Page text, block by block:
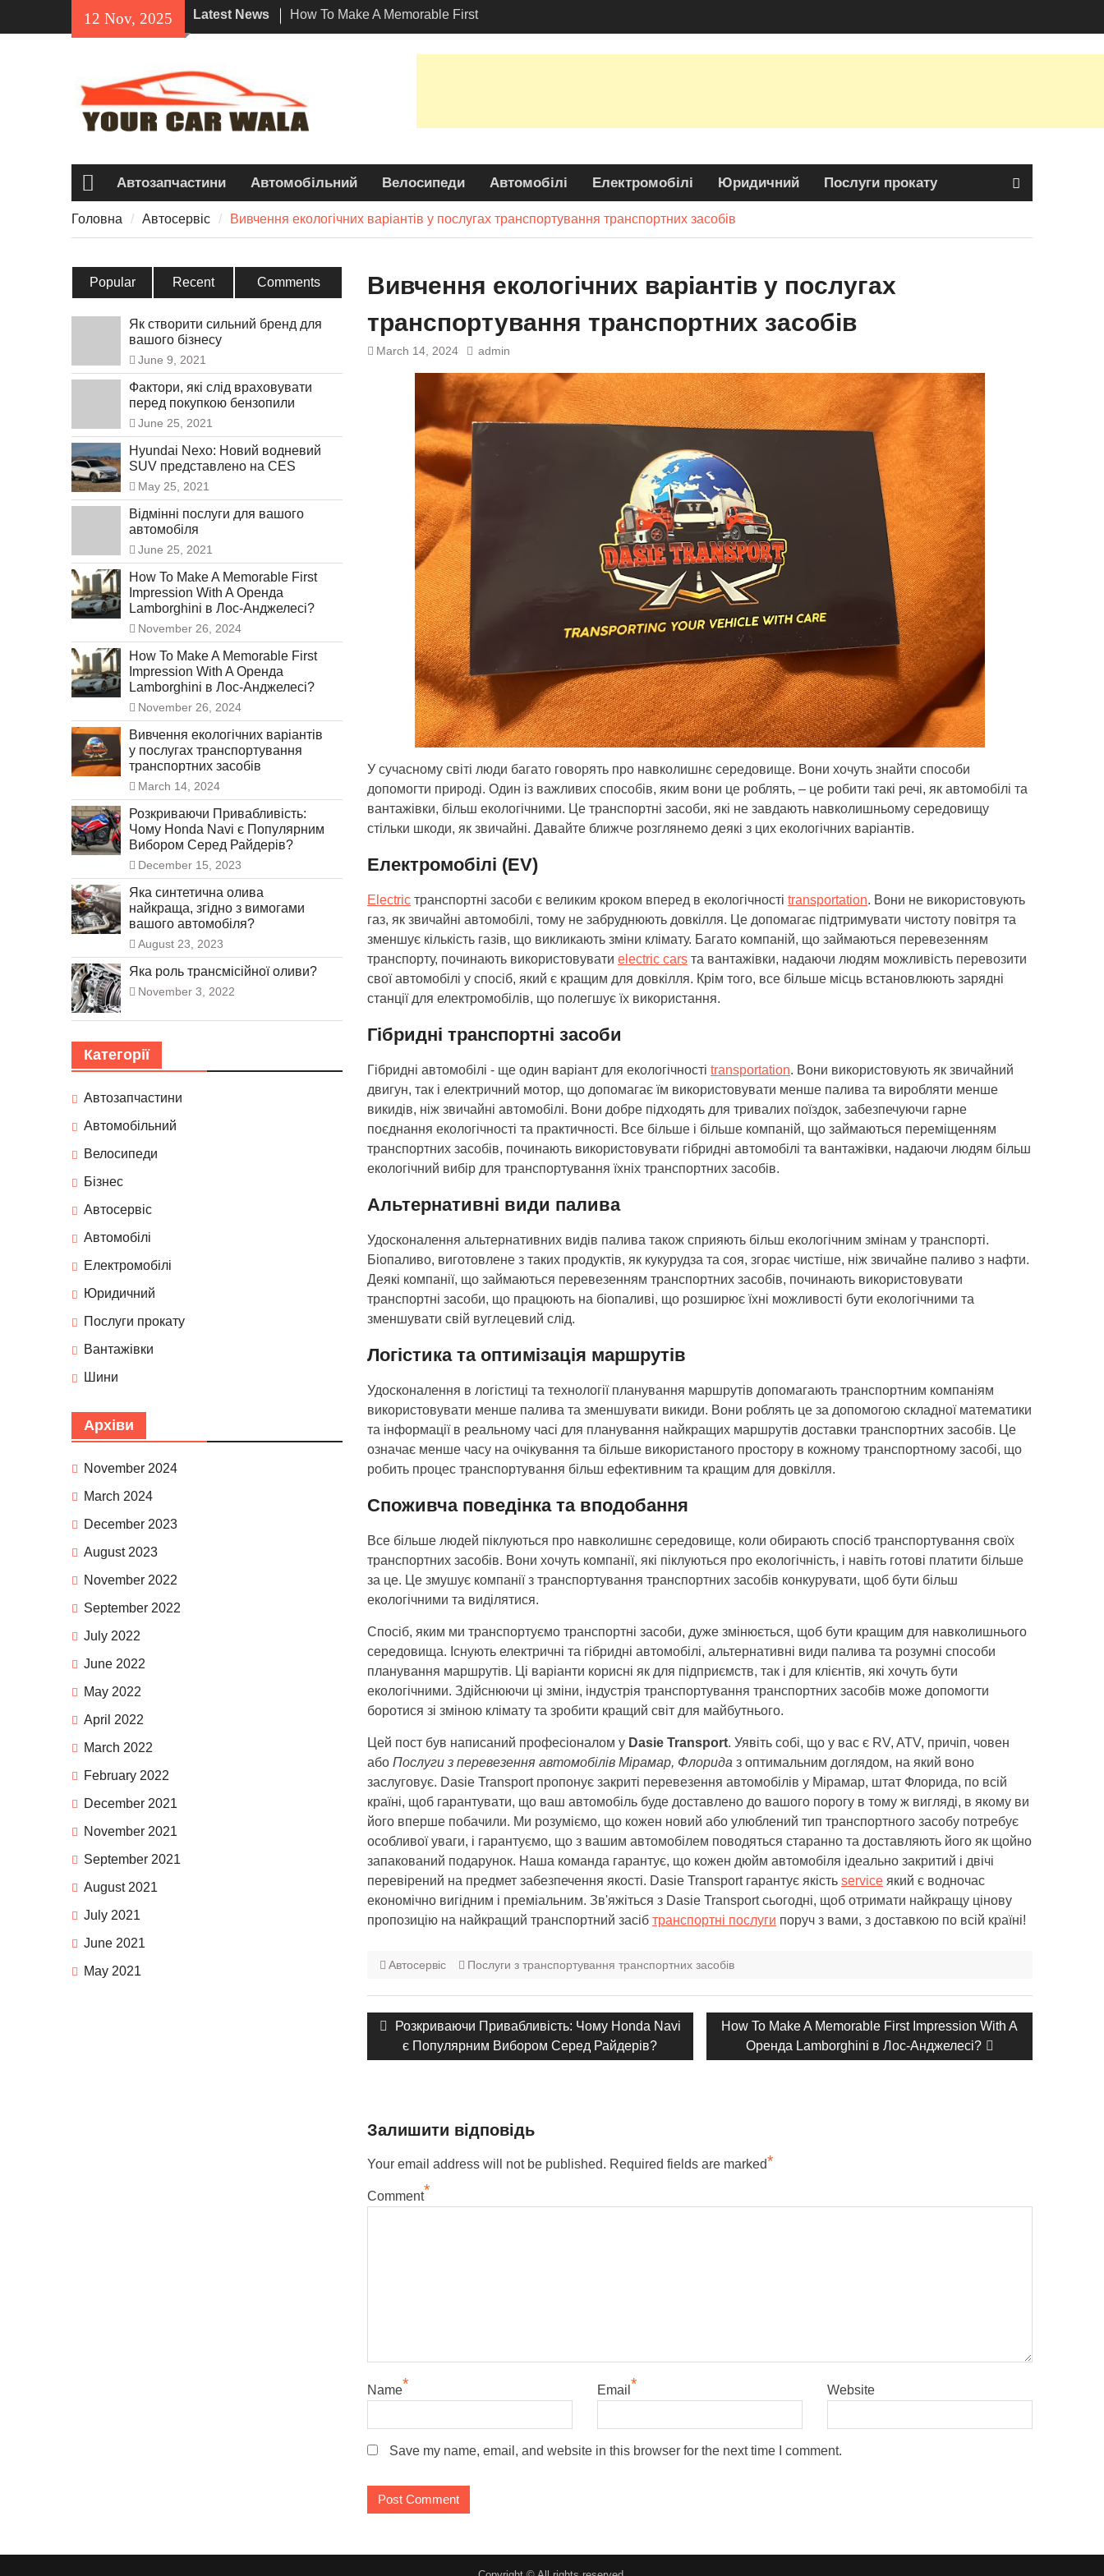
12 Nov, 2025 Latest News
How To Make A Memorable First
Impression With A Оренда
Lamborghini в Лос-Анджелесі?
транспортних засобів
Розкриваючи Привабливість: Чому
Головна
Автозапчастини Автомобільний Велосипеди Автомобілі Електромобілі Юридичний Послуги прокату
Головна Автосервіс Вивчення екологічних варіантів у послугах транспортування транспортних засобів
Вивчення екологічних варіантів у послугах
транспортування транспортних засобів
March 14, 2024 admin
У сучасному світі люди багато говорять про навколишнє середовище. Вони хочуть знайти способи
допомогти природі. Один із важливих способів, яким вони це роблять, – це робити такі речі, як автомобілі та
вантажівки, більш екологічними. Це транспортні засоби, які не завдають навколишньому середовищу
стільки шкоди, як звичайні. Давайте ближче розглянемо деякі з цих екологічних варіантів.
Електромобілі (EV)
Electric транспортні засоби є великим кроком вперед в екологічності transportation. Вони не використовують
газ, як звичайні автомобілі, тому не забруднюють довкілля. Це допомагає підтримувати чистоту повітря та
зменшує кількість газів, що викликають зміни клімату. Багато компаній, що займаються перевезенням
транспорту, починають використовувати electric cars та вантажівки, надаючи людям можливість перевозити
свої автомобілі у спосіб, який є кращим для довкілля. Крім того, все більше місць встановлюють зарядні
станції для електромобілів, що полегшує їх використання.
Гібридні транспортні засоби
Гібридні автомобілі - ще один варіант для екологічності transportation. Вони використовують як звичайний
двигун, так і електричний мотор, що допомагає їм використовувати менше палива та виробляти менше
викидів, ніж звичайні автомобілі. Вони добре підходять для тривалих поїздок, забезпечуючи гарне
поєднання екологічності та практичності. Все більше і більше компаній, що займаються переміщенням
транспортних засобів, починають використовувати гібридні автомобілі та вантажівки, надаючи людям більш
екологічний вибір для транспортування їхніх транспортних засобів.
Альтернативні види палива
Удосконалення альтернативних видів палива також сприяють більш екологічним змінам у транспорті.
Біопаливо, виготовлене з таких продуктів, як кукурудза та соя, згорає чистіше, ніж звичайне паливо з нафти.
Деякі компанії, що займаються перевезенням транспортних засобів, починають використовувати
транспортні засоби, що працюють на біопаливі, що розширює їхні можливості бути екологічними та
зменшувати свій вуглецевий слід.
Логістика та оптимізація маршрутів
Удосконалення в логістиці та технології планування маршрутів допомагають транспортним компаніям
використовувати менше палива та зменшувати викиди. Вони роблять це за допомогою складної математики
та інформації в реальному часі для планування найкращих маршрутів доставки транспортних засобів. Це
означає менше часу на очікування та більше використаного простору в кожному транспортному засобі, що
робить процес транспортування більш ефективним та кращим для довкілля.
Споживча поведінка та вподобання
Все більше людей піклуються про навколишнє середовище, коли обирають спосіб транспортування своїх
транспортних засобів. Вони хочуть компанії, які піклуються про екологічність, і навіть готові платити більше
за це. Це змушує компанії з транспортування транспортних засобів конкурувати, щоб бути більш
екологічними та виділятися.
Спосіб, яким ми транспортуємо транспортні засоби, дуже змінюється, щоб бути кращим для навколишнього
середовища. Існують електричні та гібридні автомобілі, альтернативні види палива та розумні способи
планування маршрутів. Ці варіанти корисні як для підприємств, так і для клієнтів, які хочуть бути
екологічними. Здійснюючи ці зміни, індустрія транспортування транспортних засобів може допомогти
боротися зі зміною клімату та зробити кращий світ для майбутнього.
Цей пост був написаний професіоналом у Dasie Transport. Уявіть собі, що у вас є RV, ATV, причіп, човен
або Послуги з перевезення автомобілів Мірамар, Флорида з оптимальним доглядом, на який воно
заслуговує. Dasie Transport пропонує закриті перевезення автомобілів у Мірамар, штат Флорида, по всій
країні, щоб гарантувати, що ваш автомобіль буде доставлено до вашого порогу в тому ж вигляді, в якому ви
його вперше побачили. Ми розуміємо, що кожен новий або улюблений тип транспортного засобу потребує
особливої уваги, і гарантуємо, що з вашим автомобілем поводяться старанно та доставляють його як щойно
запакований подарунок. Наша команда гарантує, що кожен дюйм автомобіля ідеально закритий і двічі
перевірений на предмет забезпечення якості. Dasie Transport гарантує якість service який є водночас
економічно вигідним і преміальним. Зв'яжіться з Dasie Transport сьогодні, щоб отримати найкращу цінову
пропозицію на найкращий транспортний засіб транспортні послуги поруч з вами, з доставкою по всій країні!
Автосервіс Послуги з транспортування транспортних засобів
Навігація
записом
Попередній
допис:
Розкриваючи Привабливість: Чому Honda Navi
є Популярним Вибором Серед Райдерів?
Наступний
допис:
How To Make A Memorable First Impression With A
Оренда Lamborghini в Лос-Анджелесі?
Залишити відповідь
Your email address will not be published. Required fields are marked*
Comment*
Name* Email * Website
Save my name, email, and website in this browser for the next time I comment.
Popular Recent Comments
Як створити сильний бренд для
вашого бізнесу
June 9, 2021
Фактори, які слід враховувати
перед покупкою бензопили
June 25, 2021
Hyundai Nexo: Новий водневий
SUV представлено на CES
May 25, 2021
Відмінні послуги для вашого
автомобіля
June 25, 2021
How To Make A Memorable First
Impression With A Оренда
Lamborghini в Лос-Анджелесі?
November 26, 2024
How To Make A Memorable First
Impression With A Оренда
Lamborghini в Лос-Анджелесі?
November 26, 2024
Вивчення екологічних варіантів
у послугах транспортування
транспортних засобів
March 14, 2024
Розкриваючи Привабливість:
Чому Honda Navi є Популярним
Вибором Серед Райдерів?
December 15, 2023
Яка синтетична олива
найкраща, згідно з вимогами
вашого автомобіля?
August 23, 2023
Яка роль трансмісійної оливи?
November 3, 2022
Категорії
Автозапчастини
Автомобільний
Велосипеди
Бізнес
Автосервіс
Автомобілі
Електромобілі
Юридичний
Послуги прокату
Вантажівки
Шини
Архіви
November 2024
March 2024
December 2023
August 2023
November 2022
September 2022
July 2022
June 2022
May 2022
April 2022
March 2022
February 2022
December 2021
November 2021
September 2021
August 2021
July 2021
June 2021
May 2021